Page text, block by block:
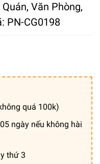
Văn Phòng,
PN-CG0198
quá 100k)
ngày nếu không hài
thứ 3